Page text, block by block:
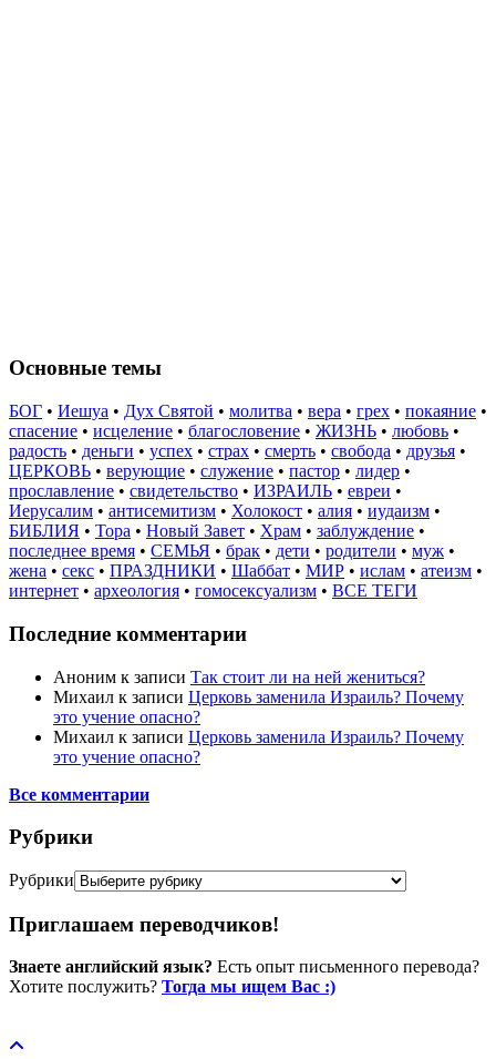
Основные темы
БОГ • Иешуа • Дух Святой • молитва • вера • грех • покаяние •
спасение • исцеление • благословение • ЖИЗНЬ • любовь •
радость • деньги • успех • страх • смерть • свобода • друзья •
ЦЕРКОВЬ • верующие • служение • пастор • лидер •
прославление • свидетельство • ИЗРАИЛЬ • евреи •
Иерусалим • антисемитизм • Холокост • алия • иудаизм •
БИБЛИЯ • Тора • Новый Завет • Храм • заблуждение •
последнее время • СЕМЬЯ • брак • дети • родители • муж •
жена • секс • ПРАЗДНИКИ • Шаббат • МИР • ислам • атеизм •
интернет • археология • гомосексуализм • ВСЕ ТЕГИ
Последние комментарии
Аноним к записи Так стоит ли на ней жениться?
Михаил к записи Церковь заменила Израиль? Почему
это учение опасно?
Михаил к записи Церковь заменила Израиль? Почему
это учение опасно?
Все комментарии
Рубрики
Рубрики
Приглашаем переводчиков!
Знаете английский язык? Есть опыт письменного перевода?
Хотите послужить? Тогда мы ищем Вас :)